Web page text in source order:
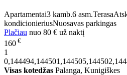
Apartamentai3 kamb.6 asm.Terasa
kondicionieriusNuosavas parkingas
Plačiau nuo 80 € už naktį
160 €
1
Visas kotedžas Palanga, Kunigiškes